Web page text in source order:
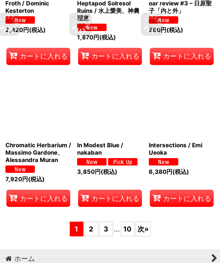
Froth / Dominic
Kesterton
2,420円(税込)
カートに入れる
Heptapod Solresol
Ruins / 水上愛美、神農
理恵
1,870円(税込)
カートに入れる
oar review #3 – 日原聖
子「内と外」
880円(税込)
カートに入れる
Chromatic Herbarium /
Massimo Gardone、
Alessandra Muran
7,920円(税込)
カートに入れる
In Modest Blue /
nakaban
3,850円(税込)
カートに入れる
Intersections / Emi
Ueoka
6,380円(税込)
カートに入れる
1 2 3 ... 10 次»
ホーム